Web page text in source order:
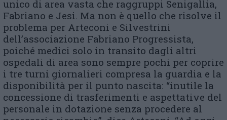
unico di area vasta che raggruppi Senigallia,
Fabriano e Jesi. Ma non è quello che risolve il
problema per Arteconi e Silvestrini
dell’associazione Fabriano Progressista,
poiché medici solo in transito dagli altri
ospedali di area sono sempre pochi per coprire
i tre turni giornalieri compresa la guardia e la
disponibilità per il punto nascita: “inutile la
concessione di trasferimenti e aspettative del
personale in dotazione senza procedere al